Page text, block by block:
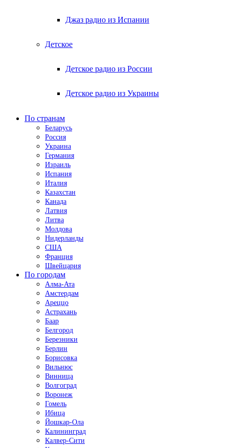
Джаз радио из Испании
Детское
Детское радио из России
Детское радио из Украины
По странам
Беларусь
Россия
Украина
Германия
Израиль
Испания
Италия
Казахстан
Канада
Латвия
Литва
Молдова
Нидерланды
США
Франция
Швейцария
По городам
Алма-Ата
Амстердам
Ареццо
Астрахань
Баар
Белгород
Березники
Берлин
Борисовка
Вильнюс
Винница
Волгоград
Воронеж
Гомель
Ибица
Йошкар-Ола
Калининград
Калвер-Сити